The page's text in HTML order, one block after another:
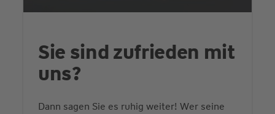
Sie sind zufrieden mit
uns?
Dann sagen Sie es ruhig weiter! Wer seine